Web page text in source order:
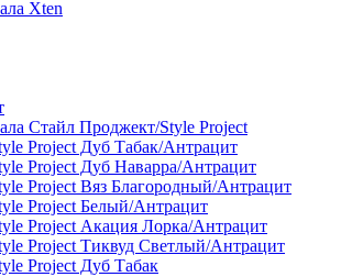
Xten
Стайл Проджект/Style Project
Project Дуб Табак/Антрацит
Project Дуб Наварра/Антрацит
Project Вяз Благородный/Антрацит
Project Белый/Антрацит
Project Акация Лорка/Антрацит
Project Тиквуд Светлый/Антрацит
Project Дуб Табак